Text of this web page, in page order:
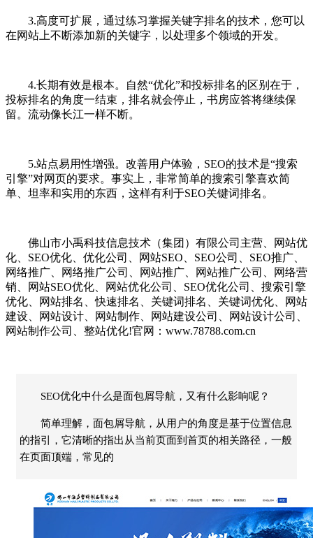
3.高度可扩展，通过练习掌握关键字排名的技术，您可以
在网站上不断添加新的关键字，以处理多个领域的开发。
4.长期有效是根本。自然“优化”和投标排名的区别在于，
投标排名的角度一结束，排名就会停止，书房应答将继续保
留。流动像长江一样不断。
5.站点易用性增强。改善用户体验，SEO的技术是“搜索
引擎”对网页的要求。事实上，非常简单的搜索引擎喜欢简
单、坦率和实用的东西，这样有利于SEO关键词排名。
佛山市小禹科技信息技术（集团）有限公司主营、网站优
化、SEO优化、优化公司、网站SEO、SEO公司、SEO推广、
网络推广、网络推广公司、网站推广、网站推广公司、网络营
销、网站SEO优化、网站优化公司、SEO优化公司、搜索引擎
优化、网站排名、快速排名、关键词排名、关键词优化、网站
建设、网站设计、网站制作、网站建设公司、网站设计公司、
网站制作公司、整站优化!官网：www.78788.com.cn
SEO优化中什么是面包屑导航，又有什么影响呢？
简单理解，面包屑导航，从用户的角度是基于位置信息
的指引，它清晰的指出从当前页面到首页的相关路径，一般
在页面顶端，常见的